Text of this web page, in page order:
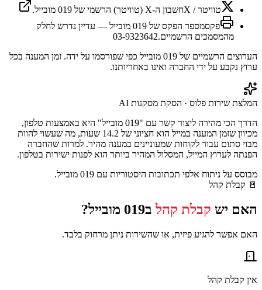
טוויטר / X
חשבון ה-X (טוויטר) הרשמי של 019 מובייל.
פקס
מספר הפקס של 019 מובייל — עדיין נדרש לחלק
מהמסמכים הרשמיים.03-9323642
הערוצים הרשמיים של 019 מובייל
כפי שפורסמו על ידה. זמן המענה בכל
ערוץ נקבע על ידי החברה ואינו באחריותנו.
המלצת שירות פלוס · הסקת מסקנות AI
הדרך הכי מהירה ליצור קשר עם "019 מובייל" היא באמצעות טלפון,
מכיוון שזמן המענה במייל הוא חציוני של 14.2 שעות, מה שעשוי להוות
מבוי סתום עבור לקוחות שמעוניינים במענה מהיר. למרות שהחברה
הפנתה לערוץ המייל, המסלול המהיר ביותר הוא לפנות ישירות בטלפון.
מבוסס על ניתוח אלפי תכתובות היסטוריות עם 019 מובייל
.
🚪 קבלת קהל
האם יש קבלת קהלב019 מובייל ?
האם אפשר להגיע פיזית, או שהשירות ניתן מרחוק בלבד.
אין קבלת קהל